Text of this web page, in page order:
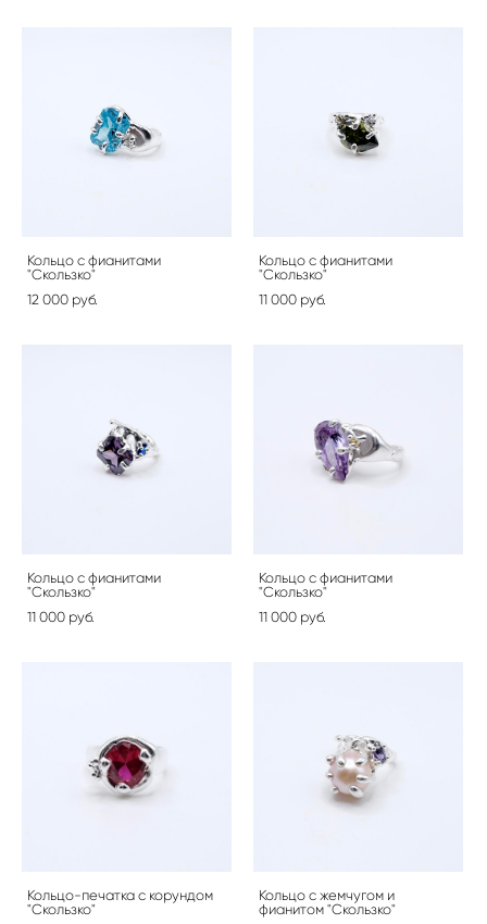
Кольцо с фианитами
"Скользко"
12 000 pуб.
Кольцо с фианитами
"Скользко"
11 000 pуб.
Кольцо с фианитами
"Скользко"
11 000 pуб.
Кольцо с фианитами
"Скользко"
11 000 pуб.
Кольцо-печатка с корундом
"Скользко"
Кольцо с жемчугом и
фианитом "Скользко"